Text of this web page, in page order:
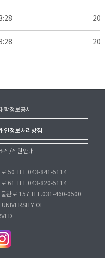
학정보공시
인정보처리방침
직/직원안내
로 50 TEL.043-841-5114
로 61 TEL.043-820-5114
물관로 157 TEL.031-460-0500
OF